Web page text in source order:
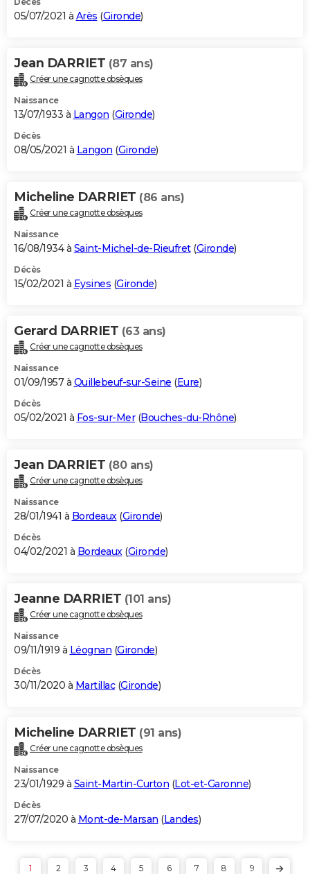
05/07/2021 à Arès (Gironde)
Jean DARRIET (87 ans)
Créer une cagnotte obsèques
Naissance
13/07/1933 à Langon (Gironde)
Décès
08/05/2021 à Langon (Gironde)
Micheline DARRIET (86 ans)
Créer une cagnotte obsèques
Naissance
16/08/1934 à Saint-Michel-de-Rieufret(Gironde)
Décès
15/02/2021 à Eysines (Gironde)
Gerard DARRIET (63 ans)
Créer une cagnotte obsèques
Naissance
01/09/1957 à Quillebeuf-sur-Seine (Eure)
Décès
05/02/2021 à Fos-sur-Mer(Bouches-du-Rhône)
Jean DARRIET (80 ans)
Créer une cagnotte obsèques
Naissance
28/01/1941 à Bordeaux(Gironde)
Décès
04/02/2021 à Bordeaux(Gironde)
Jeanne DARRIET (101 ans)
Créer une cagnotte obsèques
Naissance
09/11/1919 à Léognan (Gironde)
Décès
30/11/2020 à Martillac(Gironde)
Micheline DARRIET (91 ans)
Créer une cagnotte obsèques
Naissance
23/01/1929 à Saint-Martin-Curton (Lot-et-Garonne)
Décès
27/07/2020 à Mont-de-Marsan (Landes)
1 2 3 4 5 6 7 8 9